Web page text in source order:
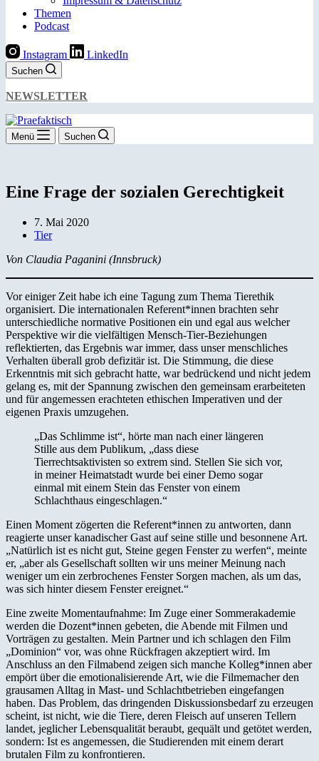
Themen
Podcast
Instagram LinkedIn
Suchen
NEWSLETTER
Menü Suchen
Eine Frage der sozialen Gerechtigkeit
7. Mai 2020
Tier
Von Claudia Paganini (Innsbruck)
Vor einiger Zeit habe ich eine Tagung zum Thema Tierethik
organisiert. Die internationalen Referent*innen brachten sehr
unterschiedliche normative Positionen ein und egal aus welcher
Perspektive wir die vielfältigen Mensch-Tier-Beziehungen
reflektierten, das Ergebnis war immer, dass unser menschliches
Verhalten überall grob defizitär ist. Die Stimmung, die diese
Erkenntnis mit sich gebracht hatte, war bedrückend und nicht jedem
gelang es, mit der Spannung zwischen den gemeinsam erarbeiteten
und für angemessen erachteten ethischen Imperativen und der
eigenen Praxis umzugehen.
„Das Schlimme ist“, hörte man nach einer längeren
Stille aus dem Publikum, „dass diese
Tierrechtsaktivisten so extrem sind. Stellen Sie sich vor,
in meiner Heimatstadt wurde bei einer Demo sogar
einmal mit einem Stein das Fenster von einem
Schlachthaus eingeschlagen.“
Einen Moment zögerten die Referent*innen zu antworten, dann
reagierte unser kanadischer Gast auf seine stille und besonnene Art.
„Natürlich ist es nicht gut, Steine gegen Fenster zu werfen“, meinte
er, „aber als Gesellschaft sollten wir uns meiner Meinung nach
weniger um ein zerbrochenes Fenster Sorgen machen, als um das,
was sich hinter diesem Fenster ereignet.“
Eine zweite Momentaufnahme: Im Zuge einer Sommerakademie
werden die Dozent*innen gebeten, die Abende mit Filmen und
Vorträgen zu gestalten. Mein Partner und ich schlagen den Film
„Dominion“ vor, was ohne Rückfragen akzeptiert wird. Im
Anschluss an den Filmabend zeigen sich manche Kolleg*innen aber
empört über die emotionalisierende Art, wie die Filmemacher den
grausamen Alltag in Mast- und Schlachtbetrieben eingefangen
haben. Das Problem, das dringenden Diskussionsbedarf zu erzeugen
scheint, ist nicht, wie die Tiere, deren Fleisch auf unseren Tellern
landet, jeglicher Lebensqualität beraubt, gequält und getötet werden,
sondern: Ist es angemessen, die Studierenden mit einem derart
brutalen Film zu konfrontieren.